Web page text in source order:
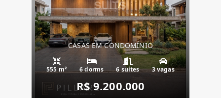
CASAS EM CONDOMÍNIO
555 m² 6 dorms 6 suítes 3 vagas
R$ 9.200.000